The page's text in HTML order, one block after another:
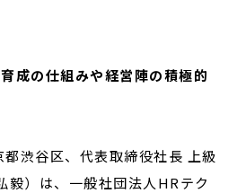
成の仕組みや経営陣の積極的
渋谷区、代表取締役社長 上級
毅）は、一般社団法人HRテク